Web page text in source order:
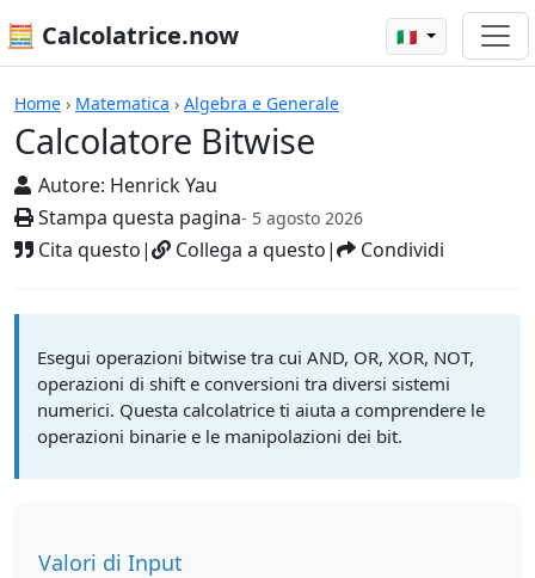
🧮 Calcolatrice.now 🇮🇹
Home › Matematica › Algebra e Generale
Calcolatore Bitwise
Autore: Henrick Yau
Stampa questa pagina- 5 agosto 2026
Cita questo| Collega a questo| Condividi
Calcolatrici
Esegui operazioni bitwise tra cui AND, OR, XOR, NOT,
operazioni di shift e conversioni tra diversi sistemi
numerici. Questa calcolatrice ti aiuta a comprendere le
operazioni binarie e le manipolazioni dei bit.
Valori di Input